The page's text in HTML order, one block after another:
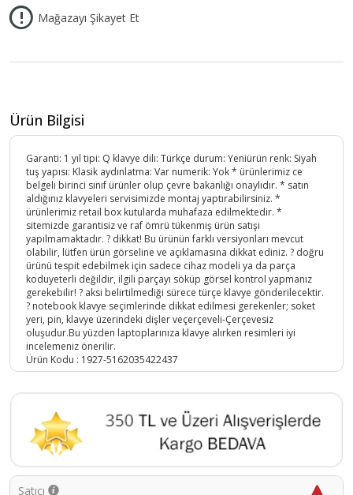
Mağazayı Şikayet Et
Ürün Bilgisi
Garanti: 1 yıl tipi: Q klavye dili: Türkçe durum: Yeniürün renk: Siyah
tuş yapısı: Klasik aydınlatma: Var numerik: Yok * ürünlerimiz ce
belgeli birinci sınıf ürünler olup çevre bakanlığı onaylıdır. * satın
aldığınız klavyeleri servisimizde montaj yaptırabilirsiniz. *
ürünlerimiz retail box kutularda muhafaza edilmektedir. *
sitemizde garantisiz ve raf ömrü tükenmiş ürün satışı
yapılmamaktadır. ? dikkat! Bu ürünün farklı versiyonları mevcut
olabilir, lütfen ürün görseline ve açıklamasına dikkat ediniz. ? doğru
ürünü tespit edebilmek için sadece cihaz modeli ya da parça
koduyeterli değildir, ilgili parçayı söküp görsel kontrol yapmanız
gerekebilir! ? aksi belirtilmediği sürece türçe klavye gönderilecektir.
? notebook klavye seçimlerinde dikkat edilmesi gerekenler; soket
yeri, pin, klavye üzerindeki dişler veçerçeveli-Çerçevesiz
oluşudur.Bu yüzden laptoplarınıza klavye alırken resimleri iyi
incelemeniz önerilir.
Ürün Kodu : 1927-5162035422437
Satıcı